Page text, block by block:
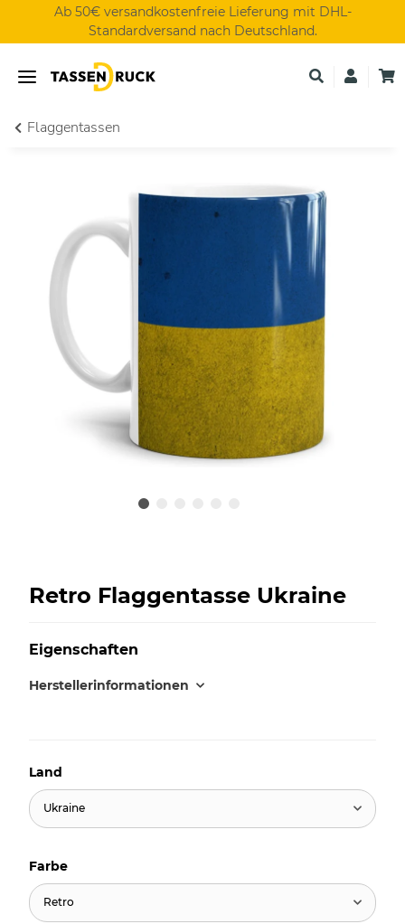
Ab 50€ versandkostenfreie Lieferung mit DHL-
Standardversand nach Deutschland.
Flaggentassen
Retro Flaggentasse Ukraine
Eigenschaften
Herstellerinformationen
Land
Ukraine
Farbe
Retro